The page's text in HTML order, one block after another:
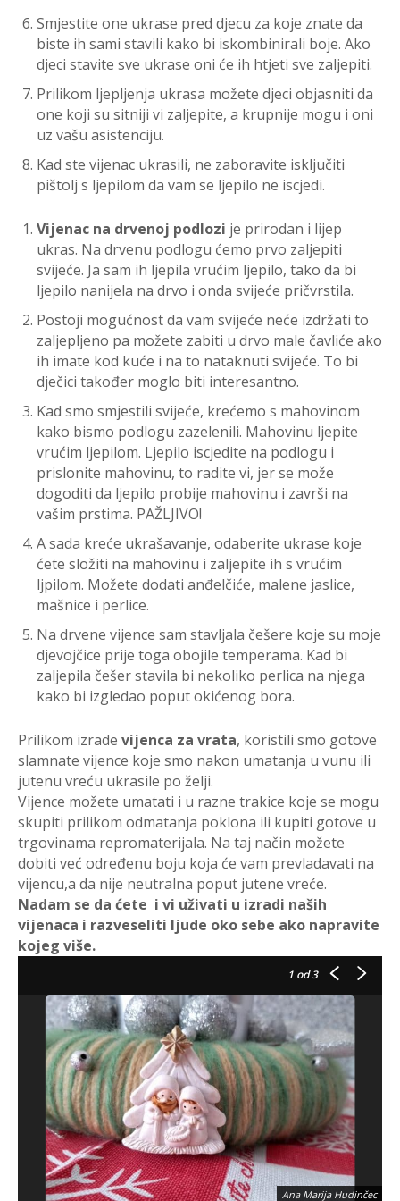
Smjestite one ukrase pred djecu za koje znate da
biste ih sami stavili kako bi iskombinirali boje. Ako
djeci stavite sve ukrase oni će ih htjeti sve zaljepiti.
Prilikom ljepljenja ukrasa možete djeci objasniti da
one koji su sitniji vi zaljepite, a krupnije mogu i oni
uz vašu asistenciju.
Kad ste vijenac ukrasili, ne zaboravite isključiti
pištolj s ljepilom da vam se ljepilo ne iscjedi.
Vijenac na drvenoj podlozi je prirodan i lijep
ukras. Na drvenu podlogu ćemo prvo zaljepiti
svijeće. Ja sam ih ljepila vrućim ljepilo, tako da bi
ljepilo nanijela na drvo i onda svijeće pričvrstila.
Postoji mogućnost da vam svijeće neće izdržati to
zaljepljeno pa možete zabiti u drvo male čavliće ako
ih imate kod kuće i na to nataknuti svijeće. To bi
dječici također moglo biti interesantno.
Kad smo smjestili svijeće, krećemo s mahovinom
kako bismo podlogu zazelenili. Mahovinu ljepite
vrućim ljepilom. Ljepilo iscjedite na podlogu i
prislonite mahovinu, to radite vi, jer se može
dogoditi da ljepilo probije mahovinu i završi na
vašim prstima. PAŽLJIVO!
A sada kreće ukrašavanje, odaberite ukrase koje
ćete složiti na mahovinu i zaljepite ih s vrućim
ljpilom. Možete dodati anđelčiće, malene jaslice,
mašnice i perlice.
Na drvene vijence sam stavljala češere koje su moje
djevojčice prije toga obojile temperama. Kad bi
zaljepila češer stavila bi nekoliko perlica na njega
kako bi izgledao poput okićenog bora.
Prilikom izrade vijenca za vrata, koristili smo gotove
slamnate vijence koje smo nakon umatanja u vunu ili
jutenu vreću ukrasile po želji.
Vijence možete umatati i u razne trakice koje se mogu
skupiti prilikom odmatanja poklona ili kupiti gotove u
trgovinama repromaterijala. Na taj način možete
dobiti već određenu boju koja će vam prevladavati na
vijencu,a da nije neutralna poput jutene vreće.
Nadam se da ćete i vi uživati u izradi naših
vijenaca i razveseliti ljude oko sebe ako napravite
kojeg više.
1 od 3
Ana Marija Hudinčec